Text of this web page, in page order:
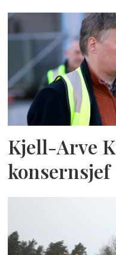
Kjell-Arve
konsernsjef